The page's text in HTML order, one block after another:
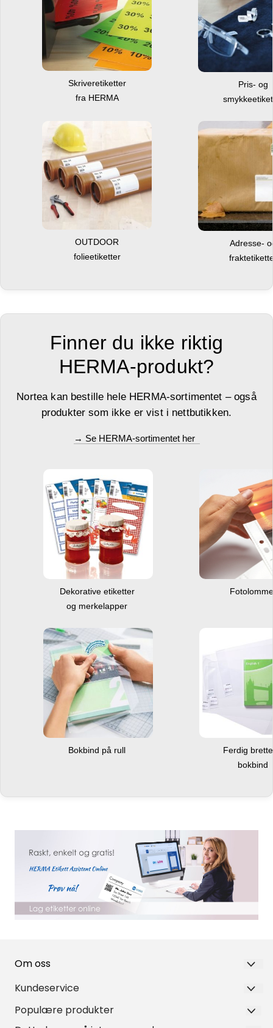
Skriveretiketter
fra HERMA
Pris- og
OUTDOOR
folieetiketter
Adresse-
Finner du ikke riktig
HERMA-produkt?
Nortea kan bestille hele HERMA-sortimentet – også
produkter som ikke er vist i nettbutikken.
→ Se HERMA-sortimentet her
Dekorative etiketter
og merkelapper
Bokbind på rull
Ferdig
bokbind
Om oss
Nortea
3. Strøm terrasse 17
Kundeservice
Siste nytt og tips
Populære produkter
Bokbind på rull